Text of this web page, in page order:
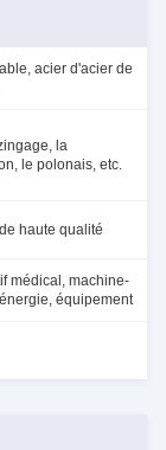
acier d'acier de
la
le polonais, etc.
haute qualité
médical, machine-
équipement